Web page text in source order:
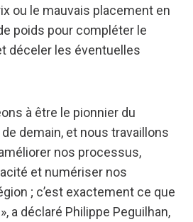
ou le mauvais placement en
poids pour compléter le
déceler les éventuelles
à être le pionnier du
demain, et nous travaillons
nos processus,
et numériser nos
; c’est exactement ce que
a déclaré Philippe Peguilhan,